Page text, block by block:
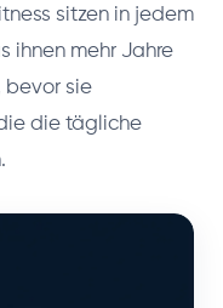
sitzen in jedem
ihnen mehr Jahre
bevor sie
die tägliche